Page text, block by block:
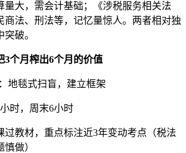
量大，需会计基础；《涉税服务相关法
商法、刑法等，记忆量惊人。两者相对独
破。
3个月榨出6个月的价值
地毯式扫盲，建立框架
时，周末6小时
过教材，重点标注近3年变动考点（税法
做）